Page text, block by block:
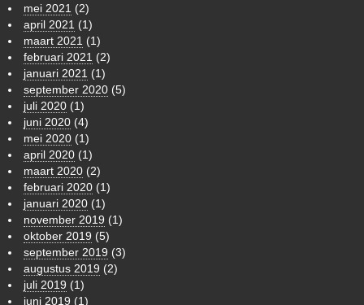
mei 2021 (2)
april 2021 (1)
maart 2021 (1)
februari 2021 (2)
januari 2021 (1)
september 2020 (5)
juli 2020 (1)
juni 2020 (4)
mei 2020 (1)
april 2020 (1)
maart 2020 (2)
februari 2020 (1)
januari 2020 (1)
november 2019 (1)
oktober 2019 (5)
september 2019 (3)
augustus 2019 (2)
juli 2019 (1)
juni 2019 (1)